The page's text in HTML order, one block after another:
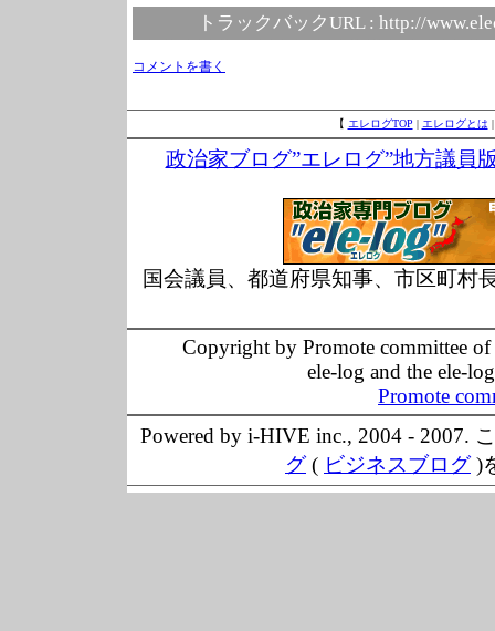
トラックバックURL : http://
コメントを書く
【 エレログTOP | エレログとは
政治家ブログ”エレログ”地方議員
国会議員、都道府県知事、市区町村
Copyright by Promote committee
ele-log and the ele-
Promote
Powered by i-HIVE inc., 2004 - 2007.
グ( ビジネスブログ)